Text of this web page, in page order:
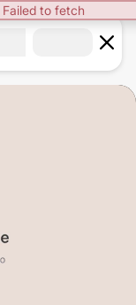
Failed to fetch